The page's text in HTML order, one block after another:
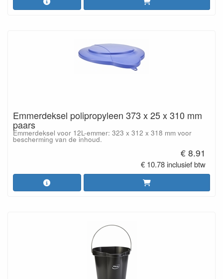
Emmerdeksel polipropyleen 373 x 25 x 310 mm
paars
Emmerdeksel voor 12L-emmer: 323 x 312 x 318 mm voor
bescherming van de inhoud.
€ 8.91
€ 10.78 inclusief btw